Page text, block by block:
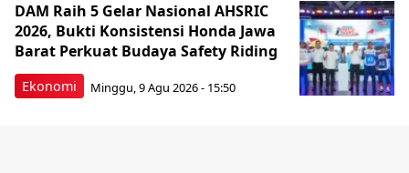
Ekonomi
DAM Raih 5 Gelar Nasional AHSRIC
2026, Bukti Konsistensi Honda Jawa
Barat Perkuat Budaya Safety Riding
Minggu, 9 Agu 2026 - 15:50